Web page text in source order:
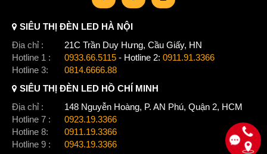
SIÊU THỊ ĐÈN LED HÀ NỘI
Địa chỉ :
21C Trần Duy Hưng, Cầu Giấy, HN
Hotline 1 :
0933.66.5115 - Hotline 2: 0911.91.3366
Hotline 3:
0814.6666.88
SIÊU THỊ ĐÈN LED HỒ CHÍ MINH
Địa chỉ :
148 Nguyễn Hoàng, P. AN Phú, Quận 2, HCM
Hotline 7 :
0923.19.3366
Hotline 8:
0911.19.3366
Hotline 9 :
0943.19.3366